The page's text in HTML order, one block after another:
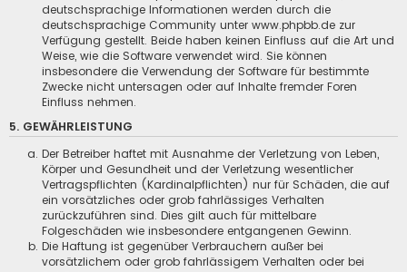
deutschsprachige Informationen werden durch die
deutschsprachige Community unter www.phpbb.de zur
Verfügung gestellt. Beide haben keinen Einfluss auf die Art und
Weise, wie die Software verwendet wird. Sie können
insbesondere die Verwendung der Software für bestimmte
Zwecke nicht untersagen oder auf Inhalte fremder Foren
Einfluss nehmen.
5. GEWÄHRLEISTUNG
Der Betreiber haftet mit Ausnahme der Verletzung von Leben,
Körper und Gesundheit und der Verletzung wesentlicher
Vertragspflichten (Kardinalpflichten) nur für Schäden, die auf
ein vorsätzliches oder grob fahrlässiges Verhalten
zurückzuführen sind. Dies gilt auch für mittelbare
Folgeschäden wie insbesondere entgangenen Gewinn.
Die Haftung ist gegenüber Verbrauchern außer bei
vorsätzlichem oder grob fahrlässigem Verhalten oder bei